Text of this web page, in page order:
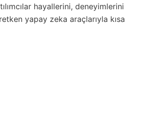
hayallerini, deneyimlerini
yapay zeka araçlarıyla kısa